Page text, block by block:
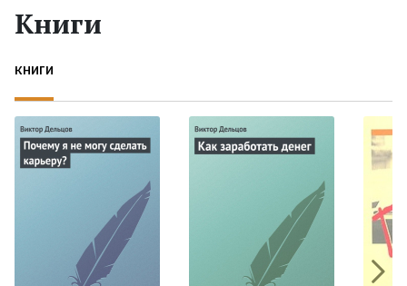
Жанры
Экранизации
Коллекции
Книги
КНИГИ